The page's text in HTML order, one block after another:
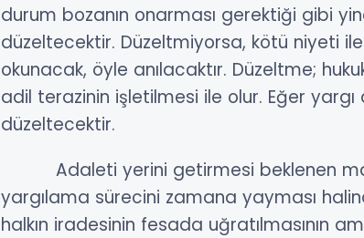
durum bozanın onarması gerektiği gibi
düzeltecektir. Düzeltmiyorsa, kötü niyeti
okunacak, öyle anılacaktır. Düzeltme;
adil terazinin işletilmesi ile olur. Eğer
düzeltecektir.
Adaleti yerini getirmesi beklenen
yargılama sürecini zamana yayması
halkın iradesinin fesada uğratılmasının